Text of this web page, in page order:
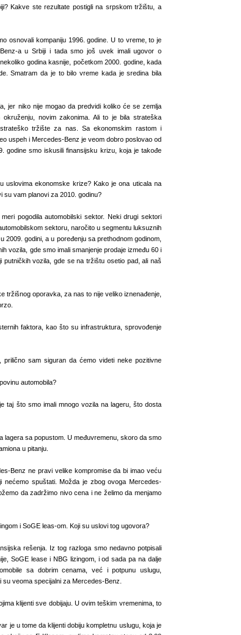
Kakve ste rezultate postigli na srpskom tržištu, a
osnovali kompaniju 1996. godine. U to vreme, to je
a u Srbiji i tada smo još uvek imali ugovor o
godina kasnije, početkom 2000. godine, kada
Smatram da je to bilo vreme kada je sredina bila
jer niko nije mogao da predvidi koliko će se zemlja
novim zakonima. Ali to je bila strateška
tržište za nas. Sa ekonomskim rastom i
uspeh i Mercedes-Benz je veom dobro poslovao od
godine smo iskusili finansijsku krizu, koja je takođe
uslovima ekonomske krize? Kako je ona uticala na
su vam planovi za 2010. godinu?
pogodila automobilski sektor. Neki drugi sektori
sektoru, naročito u segmentu luksuznih
2009. godini, a u poređenju sa prethodnom godinom,
vozila, gde smo imali smanjenje prodaje između 60 i
putničkih vozila, gde se na tržištu osetio pad, ali naš
tržišnog oporavka, za nas to nije veliko iznenađenje,
faktora, kao što su infrastruktura, sprovođenje
prilično sam siguran da ćemo videti neke pozitivne
automobila?
taj što smo imali mnogo vozila na lageru, što dosta
lagera sa popustom. U međuvremenu, skoro da smo
u pitanju.
Benz ne pravi velike kompromise da bi imao veću
nećemo spuštati. Možda je zbog ovoga Mercedes-
da zadržimo nivo cena i ne želimo da menjamo
i SoGE leas-om. Koji su uslovi tog ugovora?
rešenja. Iz tog razloga smo nedavno potpisali
SoGE lease i NBG lizingom, i od sada pa na dalje
sa dobrim cenama, već i potpunu uslugu,
veoma specijalni za Mercedes-Benz.
klijenti sve dobijaju. U ovim teškim vremenima, to
je u tome da klijenti dobiju kompletnu uslugu, koja je